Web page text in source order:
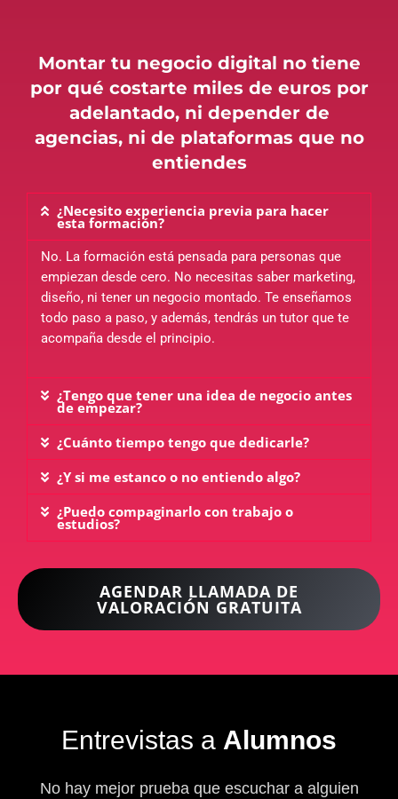
Montar tu negocio digital no tiene
por qué costarte miles de euros por
adelantado, ni depender de
agencias, ni de plataformas que no
entiendes
¿Necesito experiencia previa para hacer
esta formación?
No. La formación está pensada para personas que
empiezan desde cero. No necesitas saber marketing,
diseño, ni tener un negocio montado. Te enseñamos
todo paso a paso, y además, tendrás un tutor que te
acompaña desde el principio.
¿Tengo que tener una idea de negocio antes
de empezar?
¿Cuánto tiempo tengo que dedicarle?
¿Y si me estanco o no entiendo algo?
¿Puedo compaginarlo con trabajo o
estudios?
AGENDAR LLAMADA DE
VALORACIÓN GRATUITA
Entrevistas a Alumnos
No hay mejor prueba que escuchar a alguien